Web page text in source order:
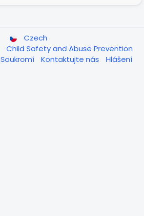
Czech
Child Safety and Abuse Prevention
Soukromí Kontaktujte nás
Hlášení